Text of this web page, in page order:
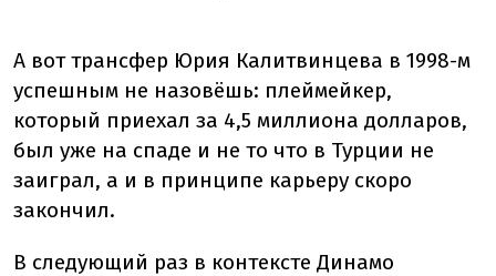
А вот трансфер Юрия Калитвинцева в 1998-м
успешным не назовёшь: плеймейкер,
который приехал за 4,5 миллиона долларов,
был уже на спаде и не то что в Турции не
заиграл, а и в принципе карьеру скоро
закончил.
В следующий раз в контексте Динамо